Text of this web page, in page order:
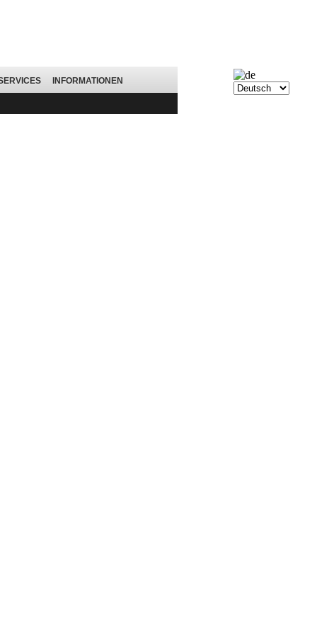
INFORMATIONEN